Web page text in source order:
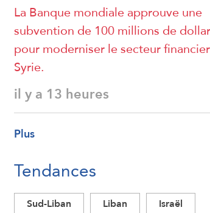
La Banque mondiale approuve une
subvention de 100 millions de
pour moderniser le secteur
Syrie.
il y a 13 heures
Plus
Tendances
Sud-Liban Liban
Israël